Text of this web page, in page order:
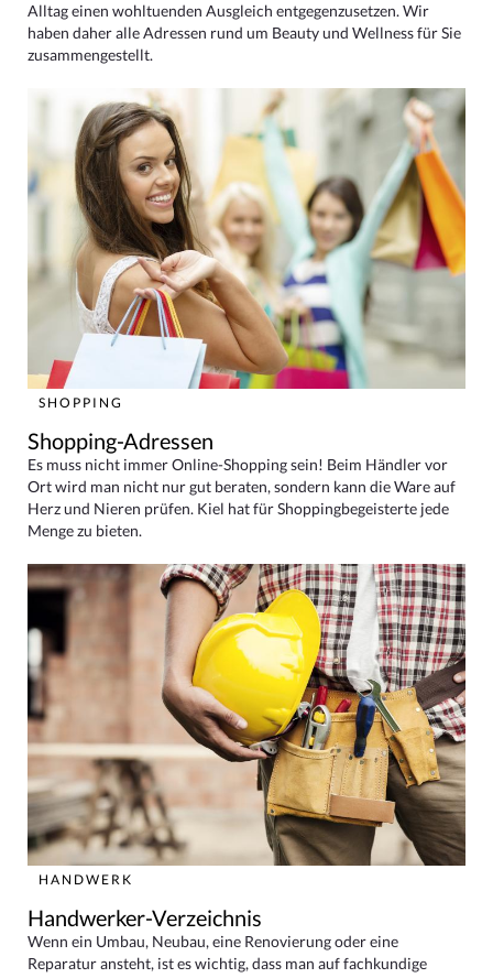
Alltag einen wohltuenden Ausgleich entgegenzusetzen. Wir
haben daher alle Adressen rund um Beauty und Wellness für Sie
zusammengestellt.
SHOPPING
Shopping-Adressen
Es muss nicht immer Online-Shopping sein! Beim Händler vor
Ort wird man nicht nur gut beraten, sondern kann die Ware auf
Herz und Nieren prüfen. Kiel hat für Shoppingbegeisterte jede
Menge zu bieten.
HANDWERK
Handwerker-Verzeichnis
Wenn ein Umbau, Neubau, eine Renovierung oder eine
Reparatur ansteht, ist es wichtig, dass man auf fachkundige